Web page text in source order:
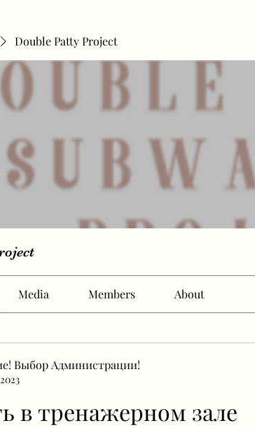
Double Patty Project
Media Members About
Выбор Администрации!
в тренажерном зале